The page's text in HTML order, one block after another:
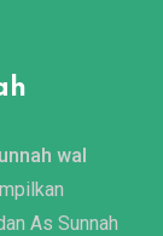
wal
As Sunnah